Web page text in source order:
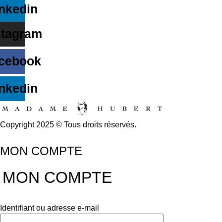
Copyright 2025 © Tous droits réservés.
MON COMPTE
MON COMPTE
Identifiant ou adresse e-mail